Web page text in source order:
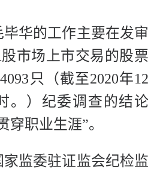
华的工作主要在发审
市场上市交易的股票
只（截至2020年12
。）纪委调查的结论
穿职业生涯”。
监委驻证监会纪检监